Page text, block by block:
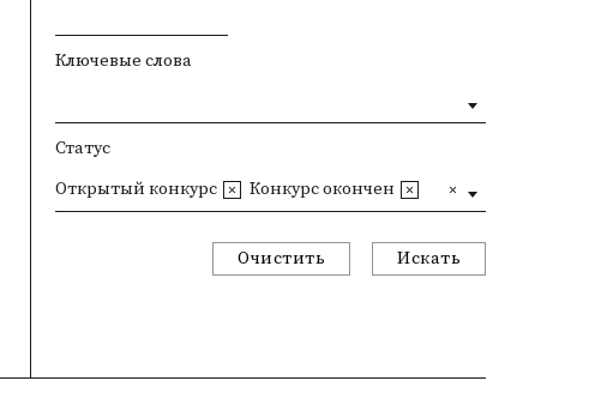
Ключевые слова
Статус
Открытый конкурс Конкурс окончен
Очистить Искать